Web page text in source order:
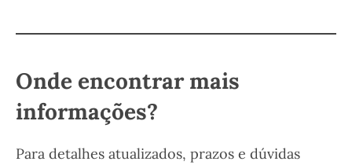
Onde encontrar mais
informações?
Para detalhes atualizados, prazos e dúvidas